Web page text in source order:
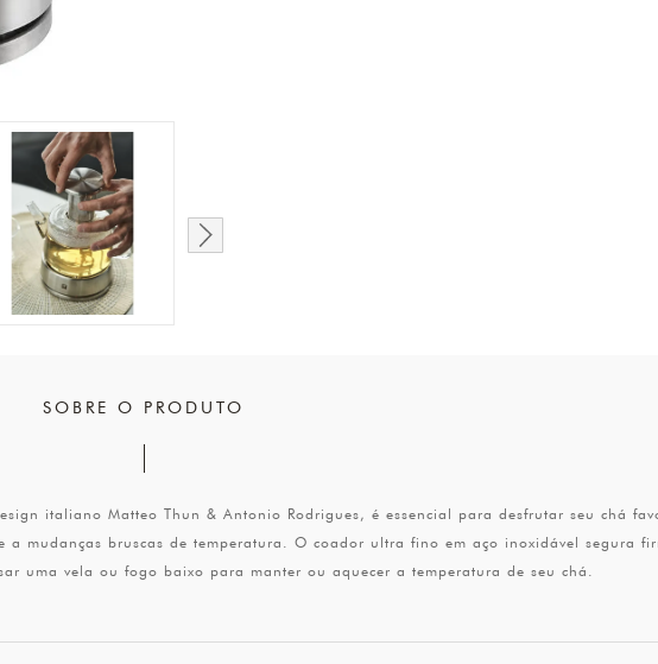
SOBRE O PRODUTO
italiano Matteo Thun & Antonio Rodrigues, é essencial para desfrutar seu chá
mudanças bruscas de temperatura. O coador ultra fino em aço inoxidável segura
uma vela ou fogo baixo para manter ou aquecer a temperatura de seu chá.